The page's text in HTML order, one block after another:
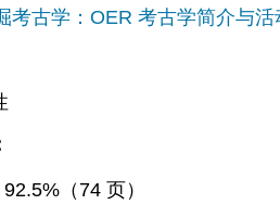
考古学：OER 考古学简介与活
（74 页）